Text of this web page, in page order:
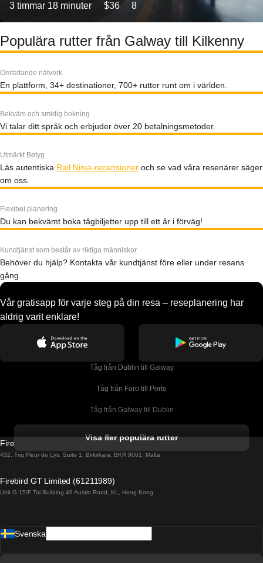
3 timmar 18 minuter $36 8
Populära rutter från Galway till Kilkenny
Omfattande nätverk
En plattform, 34+ destinationer, 700+ rutter runt om i världen.
Bekväm och smidig bokning
Vi talar ditt språk och erbjuder över 20 betalningsmetoder.
Utmärkt Betyg
Läs autentiska Rail Ninja-recensioner och se vad våra resenärer säger
om oss.
Flexibel planering
Du kan bekvämt boka tågbiljetter upp till ett år i förväg!
Kundtjänst som består av riktiga människor
Behöver du hjälp? Kontakta vår kundtjänst före eller under resans
gång.
Vår gratisapp för varje steg på din resa – reseplanering har
aldrig varit enklare!
Tåg från Dublin till Galway
Tåg från Faro till Porto
Tåg från Galway till Dublin
Tåg från Porto till Faro
Tåg från Barcelona till Madrid
Visa fler populära rutter
Firebird GT Limited (OC 1451)
432, Triq Fleur de Lys, Suite 1, Birkirkara, BKR 9061, Malta
Firebird GT Limited (61211989)
Unit G 15/F Tal Building 49 Austin Road, KL, Hong Kong
Svenska